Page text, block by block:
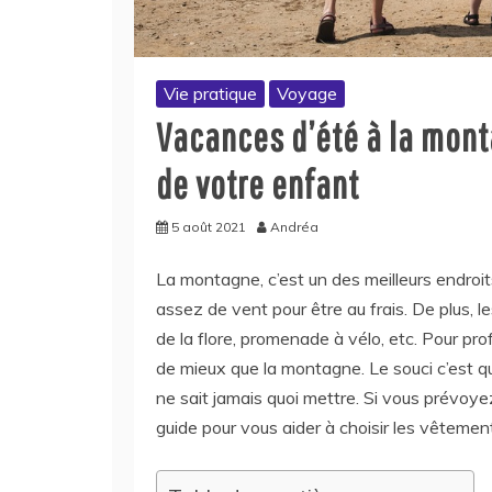
Vie pratique Voyage
Vacances d’été à la
de votre enfant
5 août 2021 Andréa
La montagne, c’est un des meilleurs
assez de vent pour être au frais. De plus,
de la flore, promenade à vélo, etc. Pour
de mieux que la montagne. Le souci c’est
ne sait jamais quoi mettre. Si vous
guide pour vous aider à choisir les